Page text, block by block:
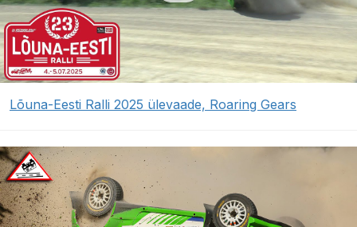
Lõuna-Eesti Ralli 2025 ülevaade, Roaring Gears